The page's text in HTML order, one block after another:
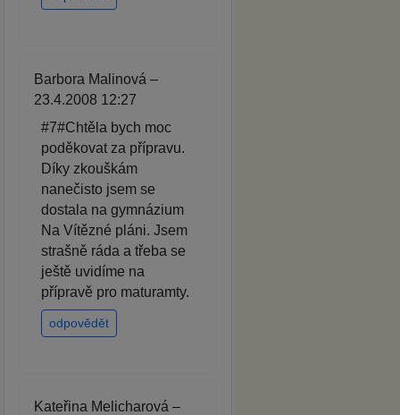
Barbora Malinová –
23.4.2008 12:27
#7#Chtěla bych moc
poděkovat za přípravu.
Díky zkouškám
nanečisto jsem se
dostala na gymnázium
Na Vítězné pláni. Jsem
strašně ráda a třeba se
ještě uvidíme na
přípravě pro maturamty.
odpovědět
Kateřina Melicharová –